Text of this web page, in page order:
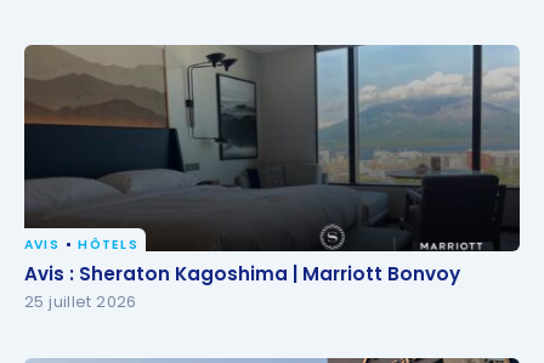
Avis : Sheraton Kagoshima | Marriott Bonvoy
AVIS HÔTELS
Avis : Sheraton Kagoshima | Marriott Bonvoy
25 juillet 2026